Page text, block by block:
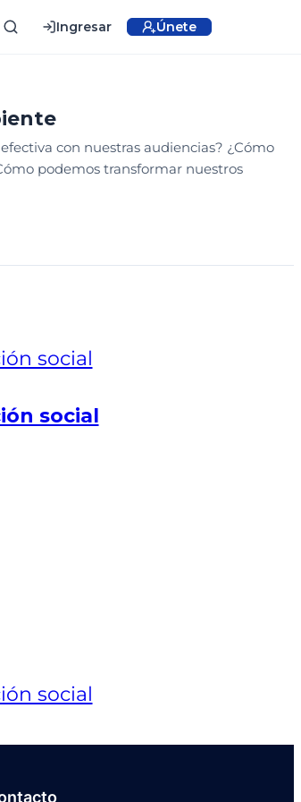
Ingresar Únete
con nuestras audiencias? ¿Cómo
podemos transformar nuestros
social